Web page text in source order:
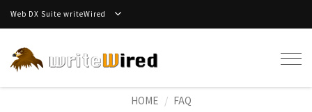
Web DX Suite writeWired
HOME
FAQ